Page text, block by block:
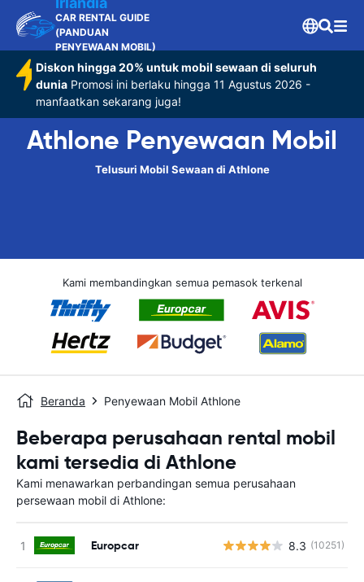
CAR RENTAL GUIDE
(PANDUAN
PENYEWAAN MOBIL)
Diskon hingga 20% untuk mobil sewaan di seluruh
dunia Promosi ini berlaku hingga 11 Agustus 2026 -
manfaatkan sekarang juga!
Athlone Penyewaan Mobil
Telusuri Mobil Sewaan di Athlone
Kami membandingkan semua pemasok terkenal
Beranda Penyewaan Mobil Athlone
Beberapa perusahaan rental mobil
kami tersedia di Athlone
Kami menawarkan perbandingan semua perusahaan
persewaan mobil di Athlone:
Europcar 8.3 (10251)